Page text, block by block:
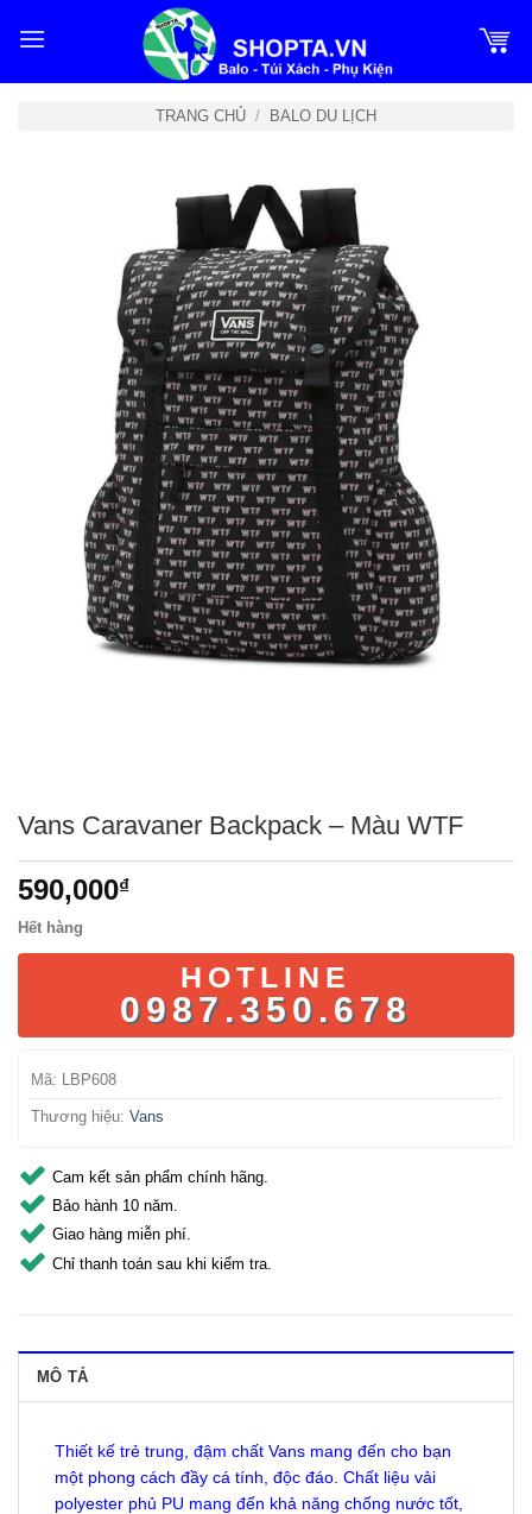
qua
TRANG CHỦ / BALO DU LỊCH
Vans Caravaner Backpack – Màu WTF
590,000₫
Hết hàng
HOTLINE
0987.350.678
Mã: LBP608
Thương hiệu: Vans
Cam kết sản phẩm chính hãng.
Bảo hành 10 năm.
Giao hàng miễn phí.
Chỉ thanh toán sau khi kiểm tra.
MÔ TẢ
Thiết kế trẻ trung, đậm chất Vans mang đến cho bạn
một phong cách đầy cá tính, độc đáo. Chất liệu vải
polyester phủ PU mang đến khả năng chống nước tốt,